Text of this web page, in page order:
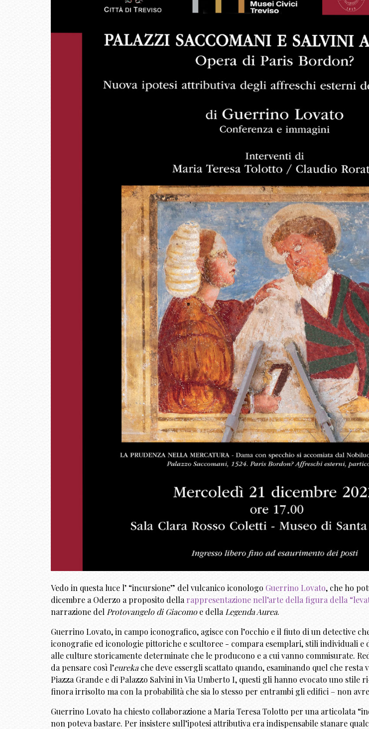
Vedo in questa luce l’ “incursione” del vulcanico iconologo Guerrino Lovato, che ho
dicembre a Oderzo a proposito della rappresentazione nell’arte della figura della
narrazione del Protovangelo di Giacomoe della Legenda Aurea.
Guerrino Lovato, in campo iconografico, agisce con l’occhio e il fiuto di un detective
iconografie ed iconologie pittoriche e scultoree - compara esemplari, stili individuali
alle culture storicamente determinate che le producono e a cui vanno commisurate.
da pensare così l’eurekache deve essergli scattato quando, esaminando quel che
Piazza Grande e di Palazzo Salvini in Via Umberto I, questi gli hanno evocato uno
finora irrisolto ma con la probabilità che sia lo stesso per entrambi gli edifici – non
Guerrino Lovato ha chiesto collaborazione a Maria Teresa Tolotto per una articolata
non poteva bastare. Per insistere sull’ipotesi attributiva era indispensabile stanare